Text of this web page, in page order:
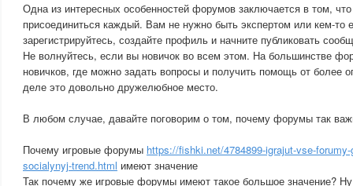
Одна из интересных особенностей форумов заключается в том,
присоединиться каждый. Вам не нужно быть экспертом или кем-то
зарегистрируйтесь, создайте профиль и начните публиковать
Не волнуйтесь, если вы новичок во всем этом. На большинстве
новичков, где можно задать вопросы и получить помощь от более
деле это довольно дружелюбное место.
В любом случае, давайте поговорим о том, почему форумы так
Почему игровые форумы https://fishki.net/4784899-igrajut-vse-
socialynyj-trend.html имеют значение
Так почему же игровые форумы имеют такое большое значение?